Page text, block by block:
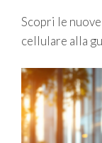
Scopri le
cellulare alla